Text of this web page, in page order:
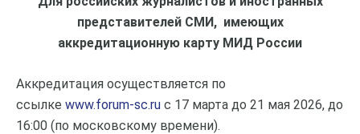
представителей СМИ, имеющих
аккредитационную карту МИД России
Аккредитация осуществляется по
ссылке www.forum-sc.ru с 17 марта до 21 мая 2026, до
16:00 (по московскому времени).